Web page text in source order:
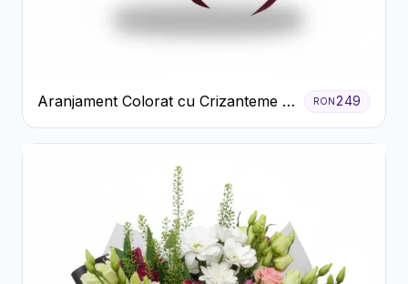
Aranjament Colorat cu Crizanteme în
Cutie Rustică
RON249